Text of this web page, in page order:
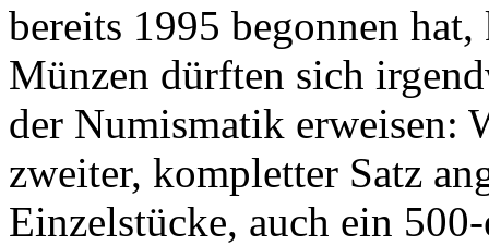
bereits 1995 begonnen
Münzen dürften sich
der Numismatik erweisen:
zweiter, kompletter Satz
Einzelstücke, auch ein